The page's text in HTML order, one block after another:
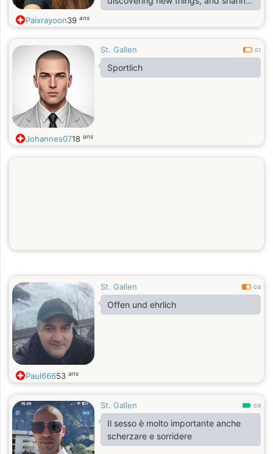
simple moments with the people
who are dear to me
Paixrayoon39 ans
St. Gallen 0.1
Sportlich
Johannes0718 ans
St. Gallen 0.6
Offen und ehrlich
Paul66653 ans
St. Gallen 0.9
Il sesso è molto importante anche
scherzare e sorridere